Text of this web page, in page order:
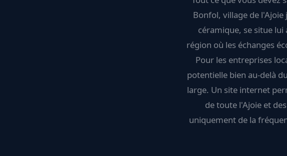
Bonfol, village de
céramique, se situe
région où les échanges
Pour les entreprises
potentielle bien au-delà
large. Un site internet
de toute l'Ajoie et
uniquement de la